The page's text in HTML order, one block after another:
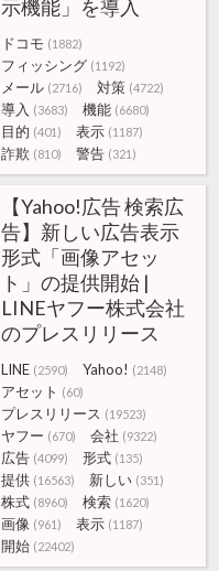
示機能」を導入
ドコモ (1882)
フィッシング (1192)
メール (2716) 対策 (4722)
導入 (3683) 機能 (6680)
目的 (401) 表示 (1187)
詐欺 (810) 警告 (321)
【Yahoo!広告 検索広
告】新しい広告表示
形式「画像アセッ
ト」の提供開始 |
LINEヤフー株式会社
のプレスリリース
LINE (2590) Yahoo! (2148)
アセット (60)
プレスリリース (19523)
ヤフー (670) 会社 (9322)
広告 (4099) 形式 (135)
提供 (16563) 新しい (351)
株式 (8960) 検索 (1620)
画像 (961) 表示 (1187)
開始 (22402)